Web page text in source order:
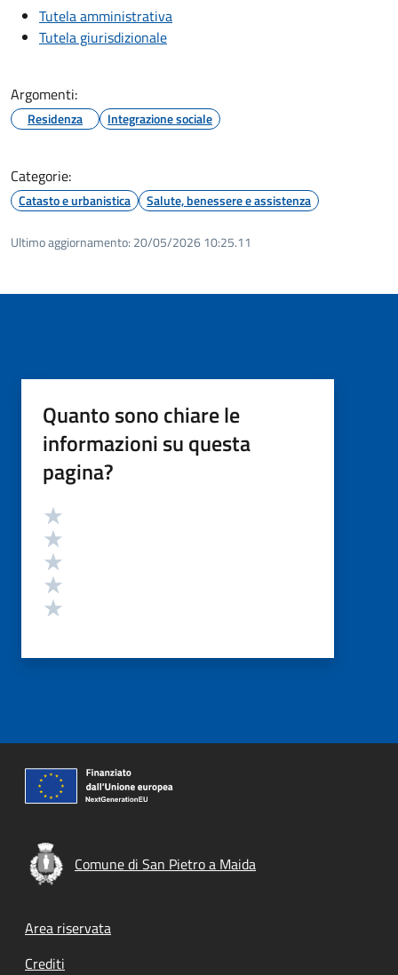
Tutela amministrativa
Tutela giurisdizionale
Argomenti:
Residenza Integrazione sociale
Categorie:
Catasto e urbanistica Salute, benessere e assistenza
Ultimo aggiornamento: 20/05/2026 10:25.11
Quanto sono chiare le
informazioni su questa
pagina?
Valutazione
Comune di San Pietro a Maida
Footer menu
Area riservata
Crediti